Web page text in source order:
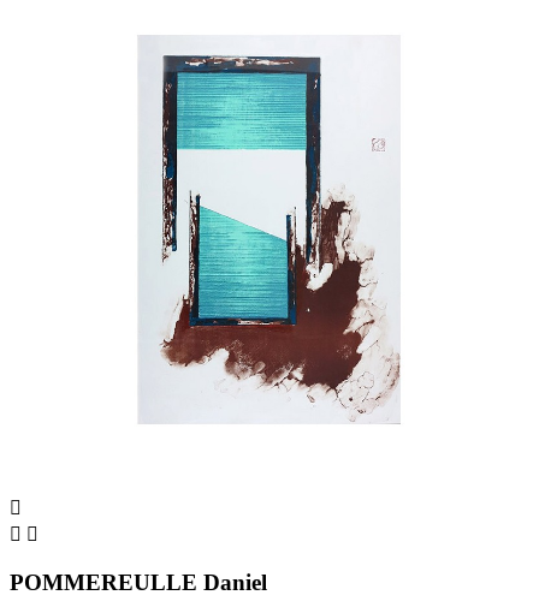

 
POMMEREULLE Daniel